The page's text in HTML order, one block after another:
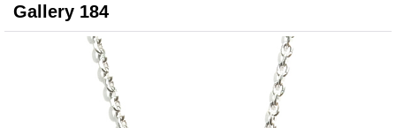
Gallery 184